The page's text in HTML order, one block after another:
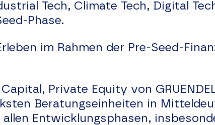
Tech, Climate Tech, Digital
Phase.
im Rahmen der Pre-Seed-
Private Equity von
Beratungseinheiten in
Entwicklungsphasen,